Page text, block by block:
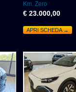
Km. Zero
€ 23.000,00
APRI SCHEDA →